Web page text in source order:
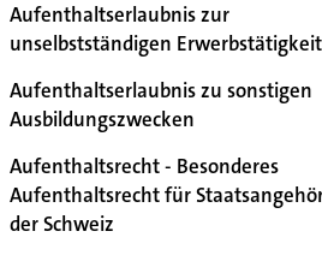
Aufenthaltserlaubnis zur
unselbstständigen Erwerbstätigkeit
Aufenthaltserlaubnis zu sonstigen
Ausbildungszwecken
Aufenthaltsrecht - Besonderes
Aufenthaltsrecht für
der Schweiz